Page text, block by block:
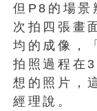
但P8的場景
次拍四張畫
均的成像，
拍照過程在
想的照片，
經理說。